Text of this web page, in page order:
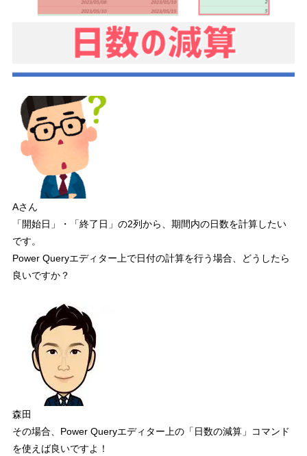
Aさん
「開始日」・「終了日」の2列から、期間内の日数を計算したい
です。
Power Queryエディター上で日付の計算を行う場合、どうしたら
良いですか？
森田
その場合、Power Queryエディター上の「日数の減算」コマンド
を使えば良いですよ！